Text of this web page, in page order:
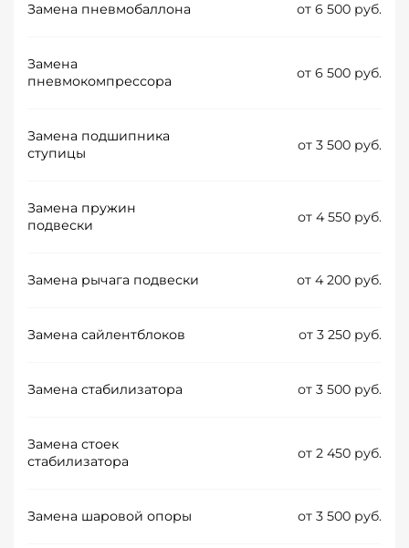
Замена пневмобаллона от 6 500 руб.
Замена
пневмокомпрессора
от 6 500 руб.
Замена подшипника
ступицы
от 3 500 руб.
Замена пружин
подвески
от 4 550 руб.
Замена рычага подвески от 4 200 руб.
Замена сайлентблоков от 3 250 руб.
Замена стабилизатора от 3 500 руб.
Замена стоек
стабилизатора
от 2 450 руб.
Замена шаровой опоры от 3 500 руб.